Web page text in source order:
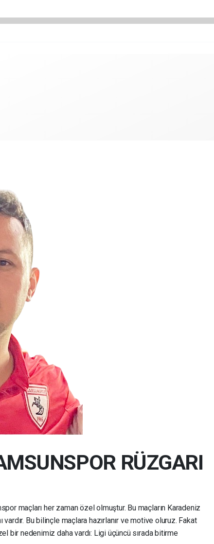
RÜZGARI
maçları her zaman özel olmuştur. Bu maçların Karadeniz
vardır. Bu bilinçle maçlara hazırlanır ve motive oluruz. Fakat
bir nedenimiz daha vardı: Ligi üçüncü sırada bitirme